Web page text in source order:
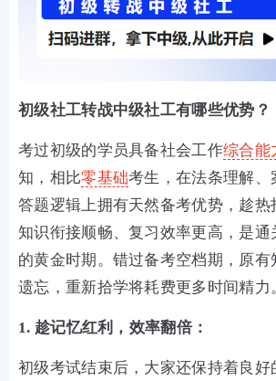
初级社工转战中级社工有哪些优势？
考过初级的学员具备社会工作综合能
知，相比零基础考生，在法条理解、
答题逻辑上拥有天然备考优势，趁热
知识衔接顺畅、复习效率更高，是通
的黄金时期。错过备考空档期，原有
遗忘，重新拾学将耗费更多时间精力
1. 趁记忆红利，效率翻倍：
初级考试结束后，大家还保持着良好